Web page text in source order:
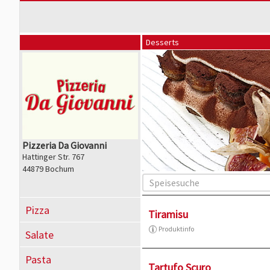
Pizzeria Da Giovanni
Hattinger Str. 767
44879 Bochum
Pizza
Salate
Pasta
Desserts
Tiramisu
Produktinfo